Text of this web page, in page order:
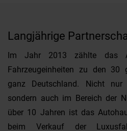
Langjährige
Im Jahr 2013 zählte das
Fahrzeugeinheiten zu den 30
ganz Deutschland. Nicht
sondern auch im Bereich der
über 10 Jahren ist das
beim Verkauf der